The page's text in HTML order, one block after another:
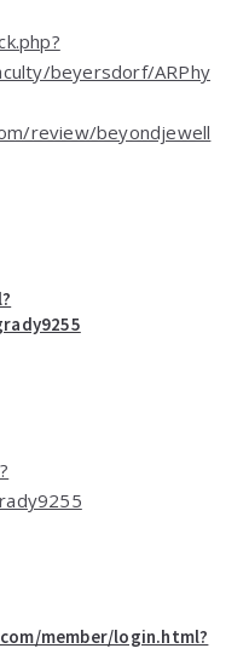
beyersdorf/ARPhy
review/beyondjewell
member/login.html?